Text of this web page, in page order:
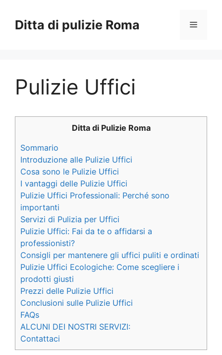
contenuto
Ditta di pulizie Roma Menu
Pulizie Uffici
Ditta di Pulizie Roma
Sommario
Introduzione alle Pulizie Uffici
Cosa sono le Pulizie Uffici
I vantaggi delle Pulizie Uffici
Pulizie Uffici Professionali: Perché sono
importanti
Servizi di Pulizia per Uffici
Pulizie Uffici: Fai da te o affidarsi a
professionisti?
Consigli per mantenere gli uffici puliti e ordinati
Pulizie Uffici Ecologiche: Come scegliere i
prodotti giusti
Prezzi delle Pulizie Uffici
Conclusioni sulle Pulizie Uffici
FAQs
ALCUNI DEI NOSTRI SERVIZI:
Contattaci